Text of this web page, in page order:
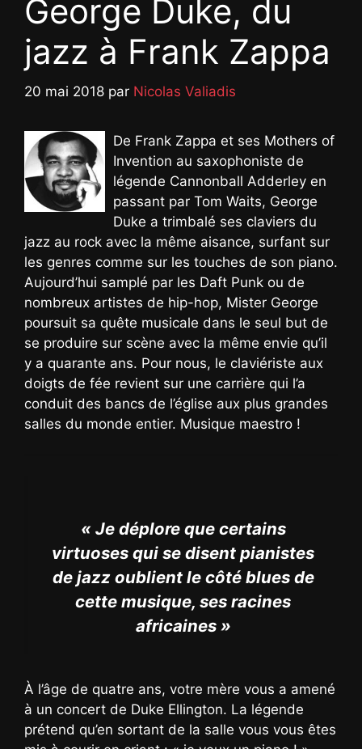
George Duke, du
jazz à Frank Zappa
20 mai 2018 par Nicolas Valiadis
De Frank Zappa et ses Mothers of
Invention au saxophoniste de
légende Cannonball Adderley en
passant par Tom Waits, George
Duke a trimbalé ses claviers du
jazz au rock avec la même aisance, surfant sur
les genres comme sur les touches de son piano.
Aujourd’hui samplé par les Daft Punk ou de
nombreux artistes de hip-hop, Mister George
poursuit sa quête musicale dans le seul but de
se produire sur scène avec la même envie qu’il
y a quarante ans. Pour nous, le claviériste aux
doigts de fée revient sur une carrière qui l’a
conduit des bancs de l’église aux plus grandes
salles du monde entier. Musique maestro !
« Je déplore que certains
virtuoses qui se disent pianistes
de jazz oublient le côté blues de
cette musique, ses racines
africaines »
À l’âge de quatre ans, votre mère vous a amené
à un concert de Duke Ellington. La légende
prétend qu’en sortant de la salle vous vous êtes